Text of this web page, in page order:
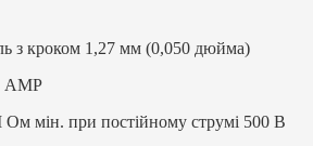
з кроком 1,27 мм (0,050 дюйма)
AMP
Ом мін. при постійному струмі 500 В